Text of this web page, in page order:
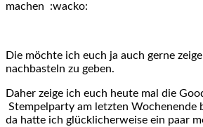
machen :wacko:
Die möchte ich euch ja auch gerne
nachbasteln zu geben.
Daher zeige ich euch heute mal die
Stempelparty am letzten Wochenende
da hatte ich glücklicherweise ein paar